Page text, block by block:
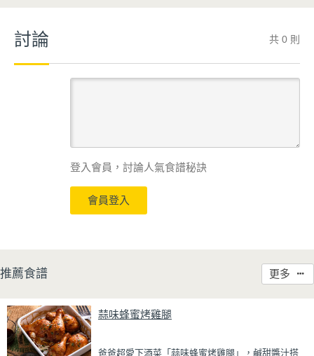
討論 共 0 則
登入會員，討論人氣食譜秘訣
會員登入
推薦食譜 更多
蒜味蜂蜜烤雞腿
爸爸超愛下酒菜「蒜味蜂蜜烤雞腿」，鹹甜醬汁搭